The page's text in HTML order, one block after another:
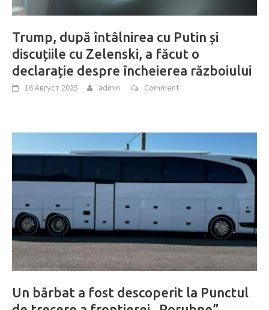
Trump, după întâlnirea cu Putin și
discuțiile cu Zelenski, a făcut o
declarație despre încheierea războiului
16 Август 2025 admin Comment
Un bărbat a fost descoperit la Punctul